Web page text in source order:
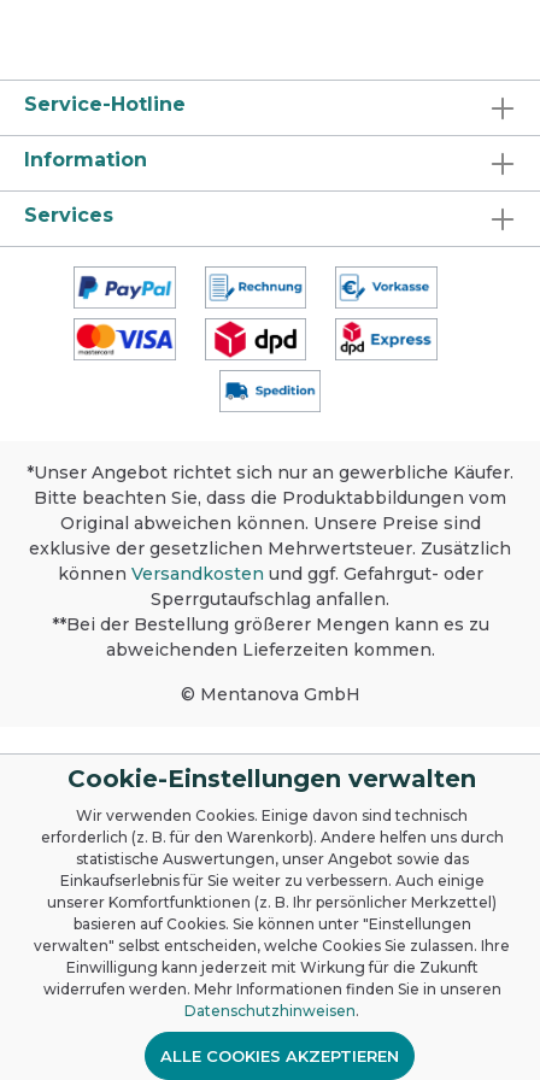
Dosierung. Farbstoff und parfümfrei.
Keine Geruchsbelastung durch den
Phenole, Alkohol und Chlor. Keine
Aerosolbildung durch Schaum-
Reinigungslösung und daher perfekt
geeignet für großflächige Anwendung.
Hautverträglichkeit dermatologisch
geprüft. Eigenschaften Vielseitig Sicher
Hochwirksam Anwendungsbereich
APESIN multi Quick & Easy ist geeignet
für harte Oberflächen. Vielseitig, kann
auf allen wasserfesten Oberflächen in
Objekten wie öffentlichen Gebäuden,
für Senioren- und Pflegeheime und
Arztpraxen. In Sanitärbereichen, wo
Kalkaufbauten oder Kalkseife entfernt
werden sollen, zuvor mit SANET power
oder SANET daily Quick & Easy reinigen.
Gute Materialverträglichkeit ist gegeben
mit gängigen Kunststoffen wie
PMMA/Polymethylmethacrylat 8N
(Plexiglas), POM /Polyoxymethylen
gemäß Art der Anwendung. Hinweise
beachten. Wasserflasche nach
Flächendesinfektion: Schaum auf das
Tuch sprühen und die Fläche vollständig
benetzen. Spezifische Desinfektion:
Geeignet für Bereiche mit besonderen
Hygieneanforderungen.
Sanitärdesinfektion: Schaum auf das
Tuch sprühen und die Fläche vollständig
benetzen. Sanitärreinigung: Zur
Kalkentfernung z. B. SANET daily
Quick&Easy vor der Desinfektion
einsetzen. Produktsicherheit, Lagerung
und Umweltschutz Lagerung: Bei
Service-Hotline
Information
Services
*Unser Angebot richtet sich nur an gewerbliche Käufer.
Bitte beachten Sie, dass die Produktabbildungen vom
Original abweichen können. Unsere Preise sind
exklusive der gesetzlichen Mehrwertsteuer. Zusätzlich
können Versandkosten und ggf. Gefahrgut- oder
Sperrgutaufschlag anfallen.
**Bei der Bestellung größerer Mengen kann es zu
abweichenden Lieferzeiten kommen.
© Mentanova GmbH
Cookie-Einstellungen verwalten
Wir verwenden Cookies. Einige davon sind technisch
erforderlich (z. B. für den Warenkorb). Andere helfen uns durch
statistische Auswertungen, unser Angebot sowie das
Einkaufserlebnis für Sie weiter zu verbessern. Auch einige
unserer Komfortfunktionen (z. B. Ihr persönlicher Merkzettel)
basieren auf Cookies. Sie können unter "Einstellungen
verwalten" selbst entscheiden, welche Cookies Sie zulassen. Ihre
Einwilligung kann jederzeit mit Wirkung für die Zukunft
widerrufen werden. Mehr Informationen finden Sie in unseren
Datenschutzhinweisen.
ALLE COOKIES AKZEPTIEREN